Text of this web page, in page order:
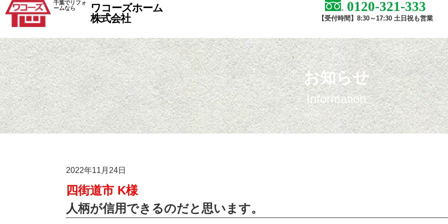
千葉でリフォ
ームなら
ワコーズホーム
株式会社
0120-321-333
【受付時間】8:30～17:30 土日祝も営業
お知らせ
Information
2022年11月24日
四街道市 K様
人柄が信用できるのだと思います。